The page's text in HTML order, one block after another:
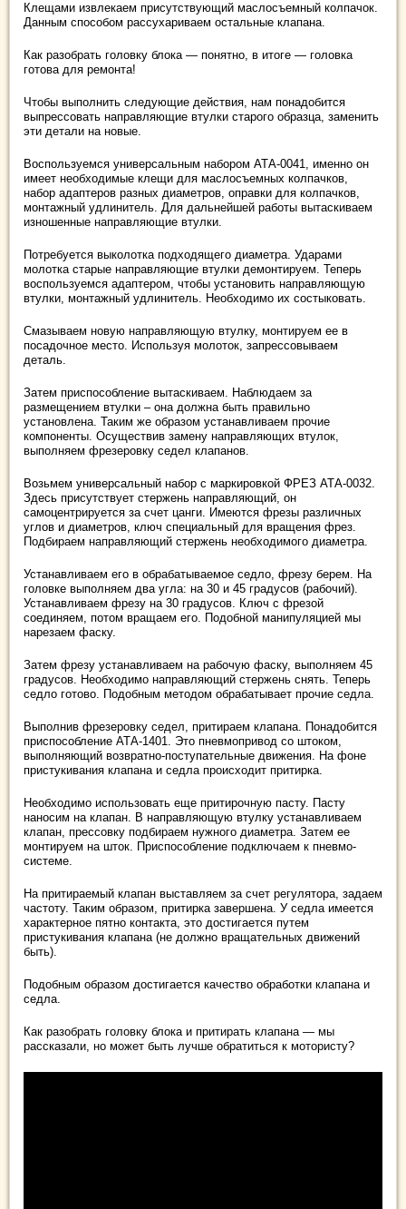
Клещами извлекаем присутствующий маслосъемный колпачок.
Данным способом рассухариваем остальные клапана.
Как разобрать головку блока — понятно, в итоге — головка
готова для ремонта!
Чтобы выполнить следующие действия, нам понадобится
выпрессовать направляющие втулки старого образца, заменить
эти детали на новые.
Воспользуемся универсальным набором АТА-0041, именно он
имеет необходимые клещи для маслосъемных колпачков,
набор адаптеров разных диаметров, оправки для колпачков,
монтажный удлинитель. Для дальнейшей работы вытаскиваем
изношенные направляющие втулки.
Потребуется выколотка подходящего диаметра. Ударами
молотка старые направляющие втулки демонтируем. Теперь
воспользуемся адаптером, чтобы установить направляющую
втулки, монтажный удлинитель. Необходимо их состыковать.
Смазываем новую направляющую втулку, монтируем ее в
посадочное место. Используя молоток, запрессовываем
деталь.
Затем приспособление вытаскиваем. Наблюдаем за
размещением втулки – она должна быть правильно
установлена. Таким же образом устанавливаем прочие
компоненты. Осуществив замену направляющих втулок,
выполняем фрезеровку седел клапанов.
Возьмем универсальный набор с маркировкой ФРЕЗ АТА-0032.
Здесь присутствует стержень направляющий, он
самоцентрируется за счет цанги. Имеются фрезы различных
углов и диаметров, ключ специальный для вращения фрез.
Подбираем направляющий стержень необходимого диаметра.
Устанавливаем его в обрабатываемое седло, фрезу берем. На
головке выполняем два угла: на 30 и 45 градусов (рабочий).
Устанавливаем фрезу на 30 градусов. Ключ с фрезой
соединяем, потом вращаем его. Подобной манипуляцией мы
нарезаем фаску.
Затем фрезу устанавливаем на рабочую фаску, выполняем 45
градусов. Необходимо направляющий стержень снять. Теперь
седло готово. Подобным методом обрабатывает прочие седла.
Выполнив фрезеровку седел, притираем клапана. Понадобится
приспособление АТА-1401. Это пневмопривод со штоком,
выполняющий возвратно-поступательные движения. На фоне
пристукивания клапана и седла происходит притирка.
Необходимо использовать еще притирочную пасту. Пасту
наносим на клапан. В направляющую втулку устанавливаем
клапан, прессовку подбираем нужного диаметра. Затем ее
монтируем на шток. Приспособление подключаем к пневмо-
системе.
На притираемый клапан выставляем за счет регулятора, задаем
частоту. Таким образом, притирка завершена. У седла имеется
характерное пятно контакта, это достигается путем
пристукивания клапана (не должно вращательных движений
быть).
Подобным образом достигается качество обработки клапана и
седла.
Как разобрать головку блока и притирать клапана — мы
рассказали, но может быть лучше обратиться к мотористу?